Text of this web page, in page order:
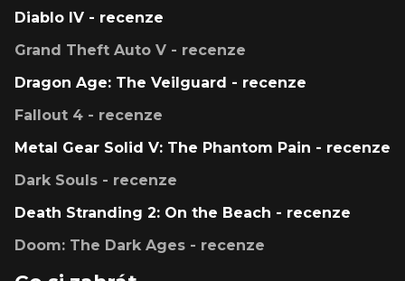
Diablo IV - recenze
Grand Theft Auto V - recenze
Dragon Age: The Veilguard - recenze
Fallout 4 - recenze
Metal Gear Solid V: The Phantom Pain - recenze
Dark Souls - recenze
Death Stranding 2: On the Beach - recenze
Doom: The Dark Ages - recenze